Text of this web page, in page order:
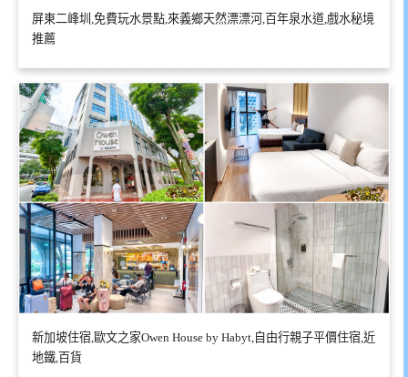
屏東二峰圳,免費玩水景點,來義鄉天然漂漂河,百年泉水道,戲水秘境
推薦
新加坡住宿,歐文之家Owen House by Habyt,自由行親子平價住宿,近
地鐵,百貨